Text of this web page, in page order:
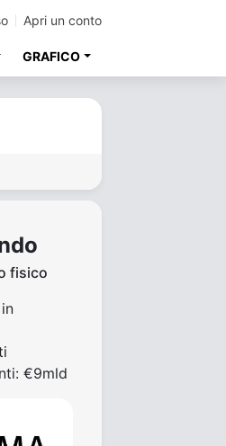
Apri un conto
GRAFICO
fisico
€9mld